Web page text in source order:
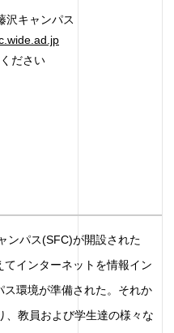
沢キャンパス
ださい
ンパス(SFC)が開設された
インターネットを情報イン
環境が準備された。それか
、教員および学生達の様々な